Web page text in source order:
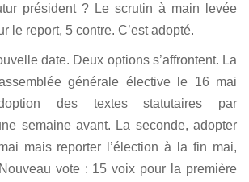
président ? Le scrutin à main levée
le report, 5 contre. C’est adopté.
date. Deux options s’affrontent. La
générale élective le 16 mai
des textes statutaires par
semaine avant. La seconde, adopter
mais reporter l’élection à la fin mai,
vote : 15 voix pour la première